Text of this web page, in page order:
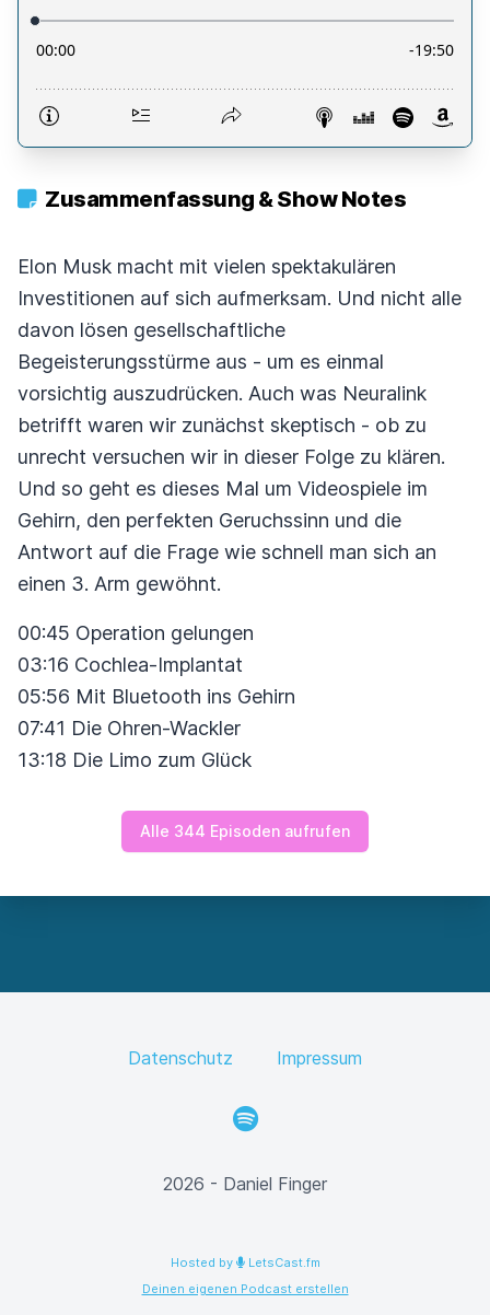
Zusammenfassung & Show Notes
Elon Musk macht mit vielen spektakulären
Investitionen auf sich aufmerksam. Und nicht alle
davon lösen gesellschaftliche
Begeisterungsstürme aus - um es einmal
vorsichtig auszudrücken. Auch was Neuralink
betrifft waren wir zunächst skeptisch - ob zu
unrecht versuchen wir in dieser Folge zu klären.
Und so geht es dieses Mal um Videospiele im
Gehirn, den perfekten Geruchssinn und die
Antwort auf die Frage wie schnell man sich an
einen 3. Arm gewöhnt.
00:45 Operation gelungen
03:16 Cochlea-Implantat
05:56 Mit Bluetooth ins Gehirn
07:41 Die Ohren-Wackler
13:18 Die Limo zum Glück
Alle 344 Episoden aufrufen
Datenschutz Impressum
Spotify
2026 - Daniel Finger
Hosted by
LetsCast.fm
Deinen eigenen Podcast erstellen